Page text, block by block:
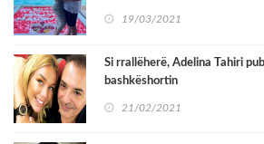
19/03/2021
Si rrallëherë, Adelina Tahiri
bashkëshortin
21/02/2021